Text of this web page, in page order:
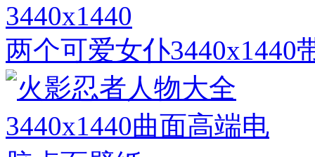
3440x1440
两个可爱女仆3440x1440